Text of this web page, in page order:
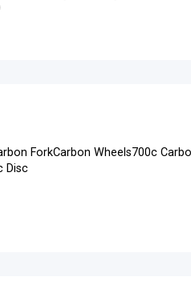
ForkCarbon Wheels700c
Disc